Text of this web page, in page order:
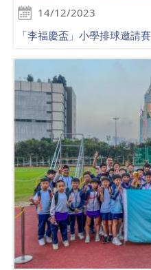
14/12/2023
「李福慶盃」小學排球邀請賽